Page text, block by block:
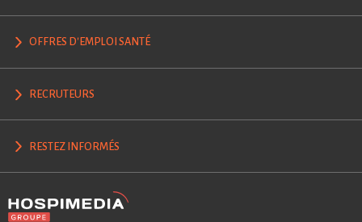
OFFRES D'EMPLOI SANTÉ
RECRUTEURS
RESTEZ INFORMÉS